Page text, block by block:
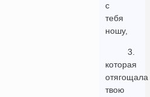
с
тебя
ношу,
3.
которая
отягощала
твою